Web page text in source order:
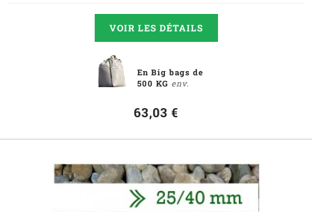
VOIR LES DÉTAILS
En Big bags de
500 KG env.
63,03 €